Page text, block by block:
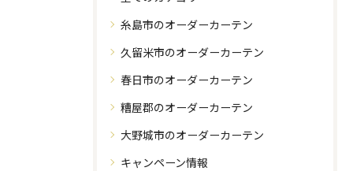
糸島市のオーダーカーテン
久留米市のオーダーカーテン
春日市のオーダーカーテン
糟屋郡のオーダーカーテン
大野城市のオーダーカーテン
キャンペーン情報